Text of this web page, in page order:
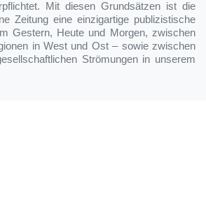
Mit diesen Grundsätzen ist die
Zeitung eine einzigartige publizistische
Gestern, Heute und Morgen, zwischen
in West und Ost – sowie zwischen
Strömungen in unserem